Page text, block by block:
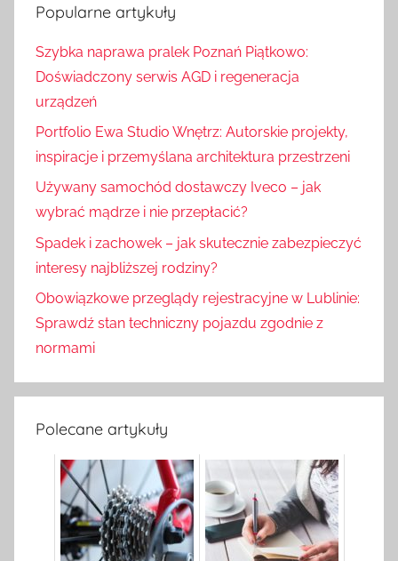
a
Popularne artykuły
Szybka naprawa pralek Poznań Piątkowo:
Doświadczony serwis AGD i regeneracja
urządzeń
Portfolio Ewa Studio Wnętrz: Autorskie projekty,
inspiracje i przemyślana architektura przestrzeni
Używany samochód dostawczy Iveco – jak
wybrać mądrze i nie przepłacić?
Spadek i zachowek – jak skutecznie zabezpieczyć
interesy najbliższej rodziny?
Obowiązkowe przeglądy rejestracyjne w Lublinie:
Sprawdź stan techniczny pojazdu zgodnie z
normami
Polecane artykuły